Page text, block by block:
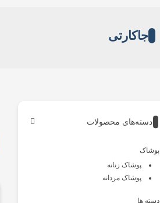
جاکارتی
دسته‌های محصولات
پوشاک
پوشاک زنانه
پوشاک مردانه
دسته ها